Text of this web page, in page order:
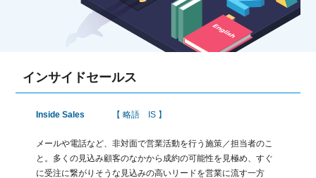
インサイドセールス
Inside Sales 【 略語 IS 】
メールや電話など、非対面で営業活動を行う施策／担当者のこ
と。多くの見込み顧客のなかから成約の可能性を見極め、すぐ
に受注に繋がりそうな見込みの高いリードを営業に流す一方